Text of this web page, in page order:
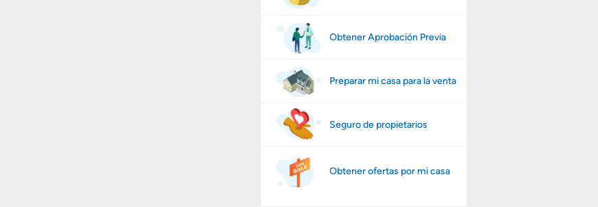
Obtener Aprobación Previa
Preparar mi casa para la venta
Seguro de propietarios
Obtener ofertas por mi casa